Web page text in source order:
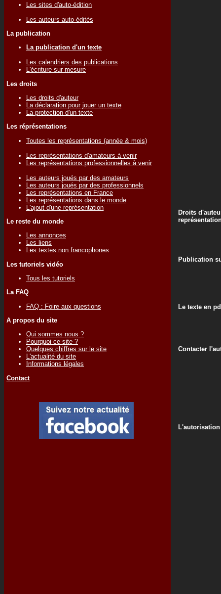
Les sites d'auto-édition
Les auteurs auto-édités
La publication
La publication d'un texte
Les calendriers des publications
L'écriture sur mesure
Les droits
Les droits d'auteur
La déclaration pour jouer un texte
La protection d'un texte
Les réprésentations
Toutes les représentations (année & mois)
Les représentations d'amateurs à venir
Les représentations professionnelles à venir
Les auteurs joués par des amateurs
Les auteurs joués par des professionnels
Les représentations en France
Les représentations dans le monde
L'ajout d'une représentation
Le reste du monde
Les annonces
Les liens
Les textes non francophones
Les tutoriels vidéo
Tous les tutoriels
La FAQ
FAQ : Foire aux questions
A propos du site
Qui sommes nous ?
Pourquoi ce site ?
Quelques chiffres sur le site
L'actualité du site
Informations légales
Contact
Droits
Publication
Le texte en
Contacter
L'autorisation